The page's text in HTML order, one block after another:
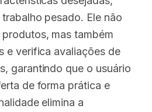
pesado. Ele não
mas também
e verifica avaliações de
garantindo que o usuário
de forma prática e
elimina a